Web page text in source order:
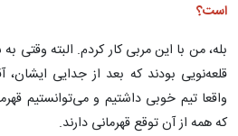
است؟
بله، من با این مربی کار کردم. البته وقتی
قلعه‌نویی بودند که بعد از جدایی ایشان،
واقعا تیم خوبی داشتیم و می‌توانستیم
که همه از آن توقع قهرمانی دارند.